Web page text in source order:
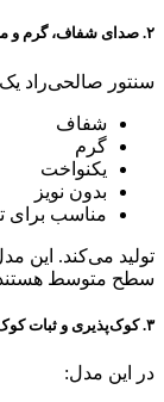
۲. صدای شفاف، گرم و مناسب برای آموزش
سنتور صالحی‌راد
شفاف
گرم
یکنواخت
بدون نویز
مناسب برای
تولید می‌کند. این
سطح متوسط هستند،
۳. کوک‌پذیری و ثبات کوک مناسب
در این مدل: